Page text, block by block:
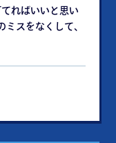
ればいいと思い
ミスをなくして、